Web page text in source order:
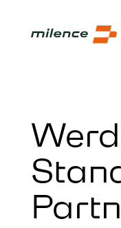
Netzwerk
Jetzt